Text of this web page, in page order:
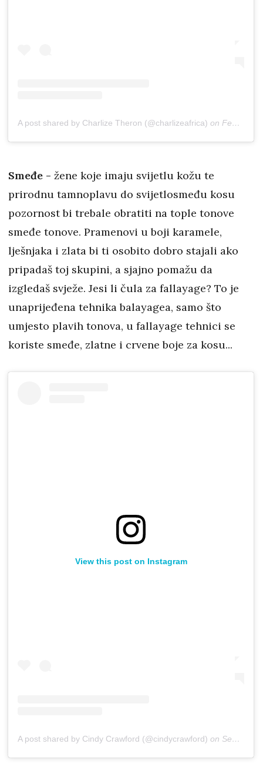
A post shared by Charlize Theron (@charlizeafrica) on Feb 14, 2017 at 10:09am PST
Smeđe - žene koje imaju svijetlu kožu te
prirodnu tamnoplavu do svijetlosmeđu kosu
pozornost bi trebale obratiti na tople tonove
smeđe tonove. Pramenovi u boji karamele,
lješnjaka i zlata bi ti osobito dobro stajali ako
pripadaš toj skupini, a sjajno pomažu da
izgledaš svježe. Jesi li čula za fallayage? To je
unaprijeđena tehnika balayagea, samo što
umjesto plavih tonova, u fallayage tehnici se
koriste smeđe, zlatne i crvene boje za kosu...
View this post on Instagram
A post shared by Cindy Crawford (@cindycrawford) on Sep 8, 2018 at 9:58am PDT